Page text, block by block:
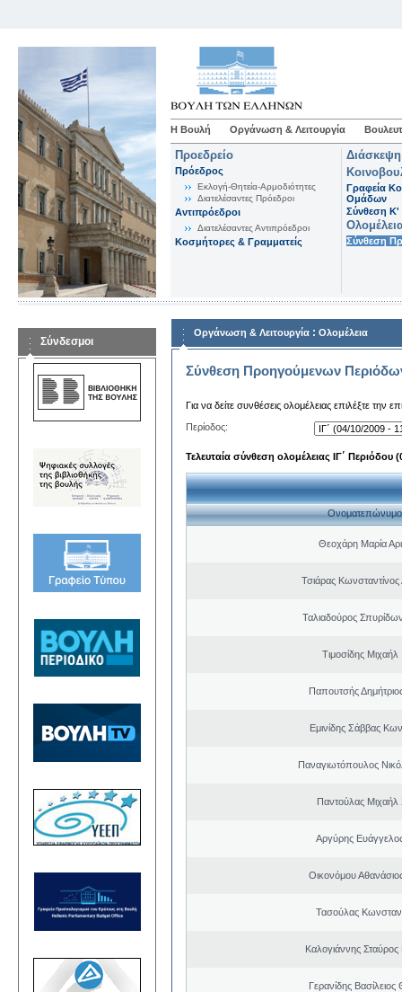
Η Βουλή Οργάνωση & Λειτουργία
Προεδρείο
Πρόεδρος
Εκλογή-Θητεία-Αρμοδιότητες
Διατελέσαντες Πρόεδροι
Αντιπρόεδροι
Διατελέσαντες Αντιπρόεδροι
Κοσμήτορες & Γραμματείς
Γραφεία
Ομάδων
Σύνθεση K'
Σύνθεση
Σύνδεσμοι
Οργάνωση & Λειτουργία : Ολομέλεια
Σύνθεση Προηγούμενων
Για να δείτε συνθέσεις ολομέλειας επιλέξτε την
Περίοδος:
Τελευταία σύνθεση ολομέλειας ΙΓ΄ Περιόδου
Ονοματεπώνυμο
Θεοχάρη Μαρία
Τσιάρας
Ταλιαδούρος
Τιμοσίδης
Παπουτσής
Εμινίδης Σάββας
Παναγιωτόπουλος
Παντούλας Μιχαήλ
Αργύρης
Οικονόμου
Τασούλας
Καλογιάννης Σταύρος
Γερανίδης